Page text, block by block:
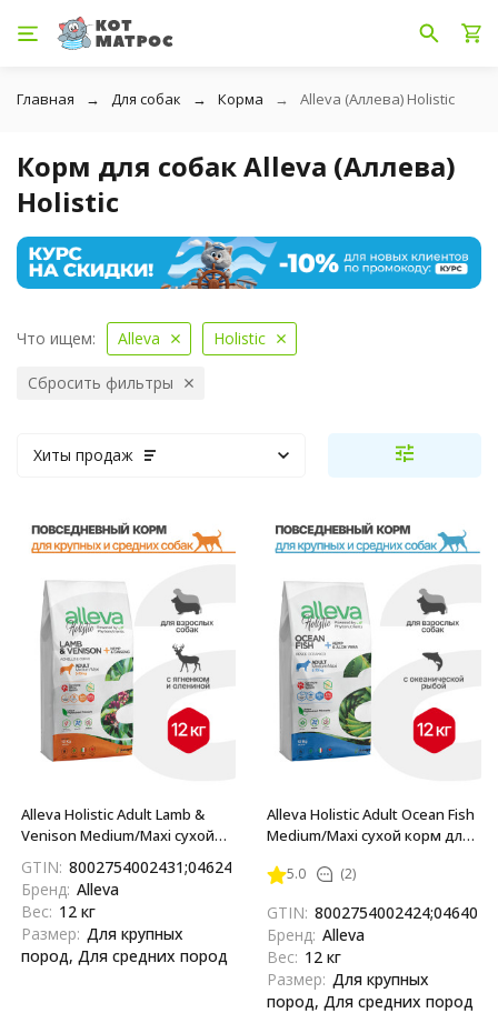
Главная Для собак Корма Alleva (Аллева) Holistic
Корм для собак Alleva (Аллева)
Holistic
Что ищем: Alleva Holistic
Сбросить фильтры
Хиты продаж
Alleva Holistic Adult Lamb &
Venison Medium/Maxi сухой
ягненком и олениной,
коноплей и женьшенем - 12
кг
GTIN: 8002754002431;04624837890908;4624837890908
Бренд: Alleva
Вес: 12 кг
Размер: Для крупных
пород, Для средних пород
Alleva Holistic Adult Ocean Fish
Medium/Maxi сухой корм для
океанической рыбой,
5.0 (2)
GTIN:
Бренд: Alleva
Вес: 12 кг
Размер: Для крупных
пород, Для средних пород